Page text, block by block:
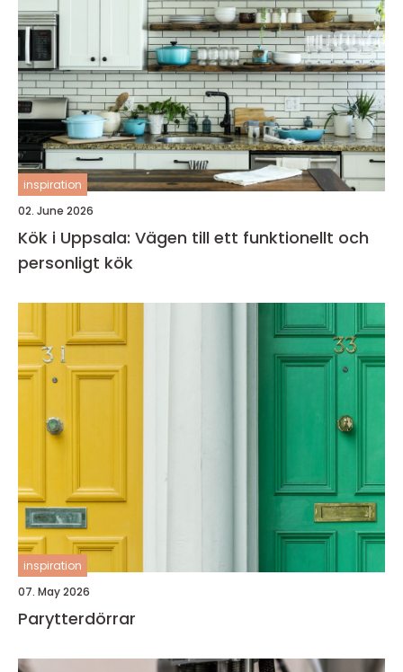
inspiration
02. June 2026
Kök i Uppsala: Vägen till ett funktionellt och
personligt kök
inspiration
07. May 2026
Parytterdörrar